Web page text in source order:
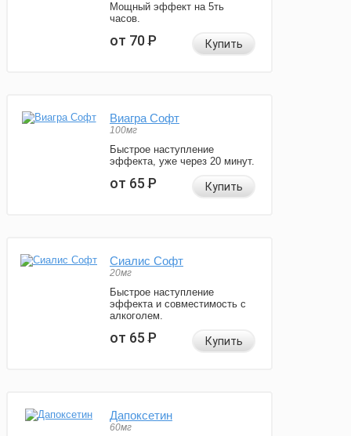
Мощный эффект на 5ть
часов.
от 70Р Купить
Виагра Софт
100мг
Быстрое наступление
эффекта, уже через 20 минут.
от 65Р Купить
Сиалис Софт
20мг
Быстрое наступление
эффекта и совместимость с
алкоголем.
от 65Р Купить
Дапоксетин
60мг